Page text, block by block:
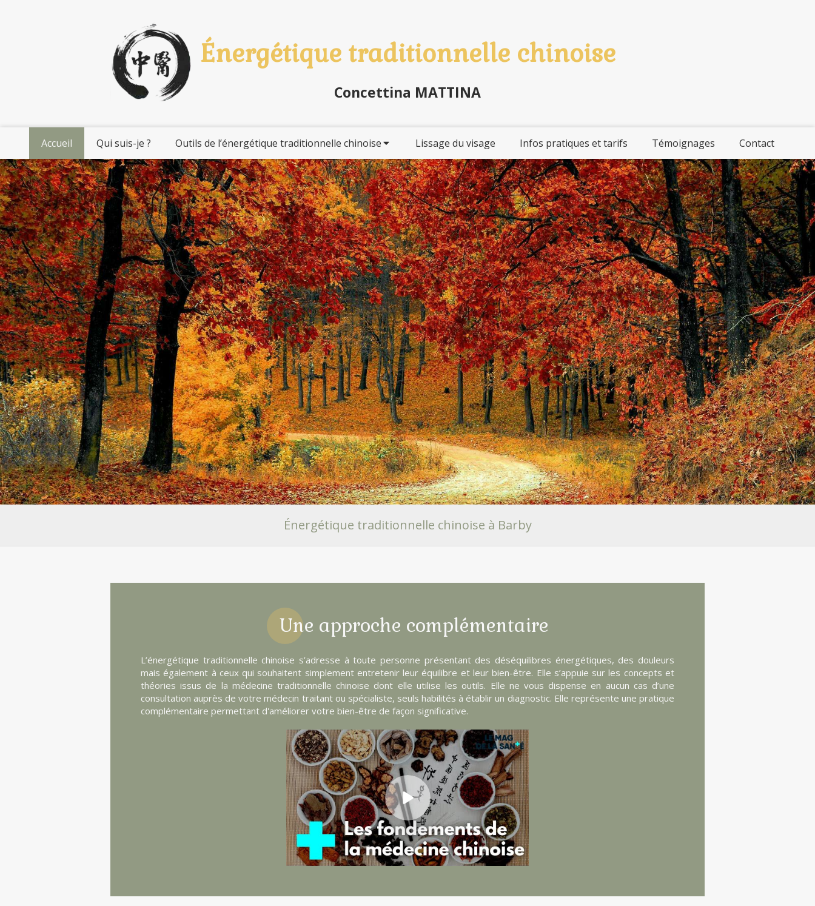
Énergétique traditionnelle chinoise
Concettina MATTINA
Accueil Qui suis-je ? Outils de l’énergétique traditionnelle chinoise Lissage du visage Infos pratiques et tarifs Témoignages Contact
Énergétique traditionnelle chinoise à Barby
Une approche complémentaire
L’énergétique traditionnelle chinoise s’adresse à toute personne présentant des déséquilibres énergétiques, des douleurs
mais également à ceux qui souhaitent simplement entretenir leur équilibre et leur bien-être. Elle s’appuie sur les concepts et
théories issus de la médecine traditionnelle chinoise dont elle utilise les outils. Elle ne vous dispense en aucun cas d’une
consultation auprès de votre médecin traitant ou spécialiste, seuls habilités à établir un diagnostic. Elle représente une pratique
complémentaire permettant d'améliorer votre bien-être de façon significative.